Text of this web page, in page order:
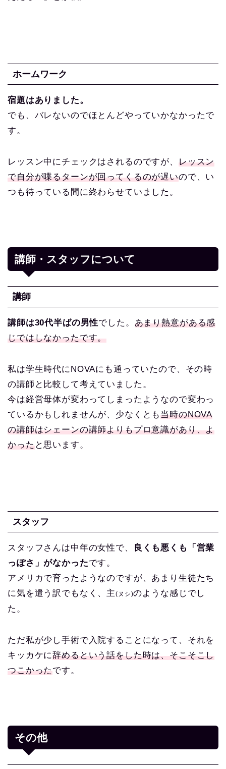
ホームワーク
宿題はありました。
でも、バレないのでほとんどやっていかなかったで
す。
レッスン中にチェックはされるのですが、 レッスン
で自分が喋るターンが回ってくるのが遅いので、い
つも待っている間に終わらせていました。
講師・スタッフについて
講師
講師は30代半ばの男性でした。 あまり熱意がある感
じではしなかったです。
私は学生時代にNOVAにも通っていたので、その時
の講師と比較して考えていました。
今は経営母体が変わってしまったようなので変わっ
ているかもしれませんが、少なくとも当時のNOVA
の講師はシェーンの講師よりもプロ意識があり、よ
かったと思います。
スタッフ
スタッフさんは中年の女性で、
良くも悪くも「営業
っぽさ」がなかったです。
アメリカで育ったようなのですが、 あまり生徒たち
に気を遣う訳でもなく、主(ヌシ)のような感じでし
た。
ただ私が少し手術で入院することになって、それを
キッカケに辞めるという話をした時は、そこそこし
つこかったです。
その他